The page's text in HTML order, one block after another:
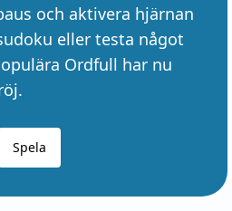
och aktivera hjärnan
eller testa något
Ordfull har nu
Spela